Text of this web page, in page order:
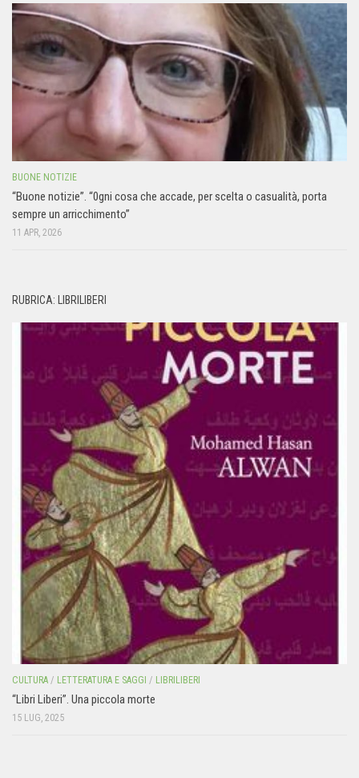
BUONE NOTIZIE
“Buone notizie”. “0gni cosa che accade, per scelta o casualità, porta
sempre un arricchimento”
11 APR, 2026
RUBRICA: LIBRILIBERI
CULTURA / LETTERATURA E SAGGI / LIBRILIBERI
“Libri Liberi”. Una piccola morte
15 LUG, 2025